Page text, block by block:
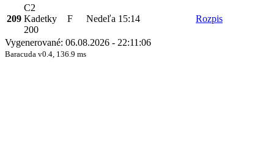
209
C2
Kadetky
200
F Nedeľa 15:14 Rozpis
Vygenerované: 06.08.2026 - 22:11:06
Baracuda v0.4, 136.9 ms